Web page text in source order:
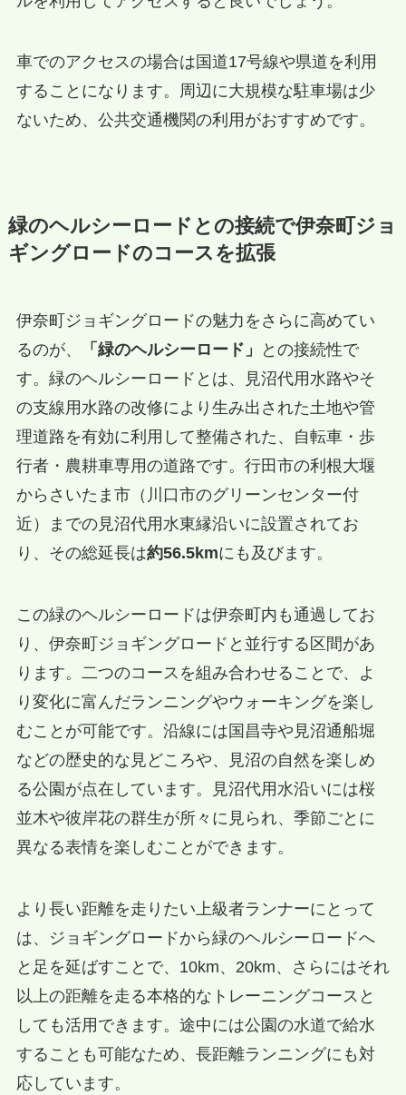
車でのアクセスの場合は国道17号線や県道を利用
することになります。周辺に大規模な駐車場は少
ないため、公共交通機関の利用がおすすめです。
緑のヘルシーロードとの接続で伊奈町ジョ
ギングロードのコースを拡張
伊奈町ジョギングロードの魅力をさらに高めてい
るのが、
「緑のヘルシーロード」
との接続性で
す。緑のヘルシーロードとは、見沼代用水路やそ
の支線用水路の改修により生み出された土地や管
理道路を有効に利用して整備された、自転車・歩
行者・農耕車専用の道路です。行田市の利根大堰
からさいたま市（川口市のグリーンセンター付
近）までの見沼代用水東縁沿いに設置されてお
り、その総延長は約56.5kmにも及びます。
この緑のヘルシーロードは伊奈町内も通過してお
り、伊奈町ジョギングロードと並行する区間があ
ります。二つのコースを組み合わせることで、よ
り変化に富んだランニングやウォーキングを楽し
むことが可能です。沿線には国昌寺や見沼通船堀
などの歴史的な見どころや、見沼の自然を楽しめ
る公園が点在しています。見沼代用水沿いには桜
並木や彼岸花の群生が所々に見られ、季節ごとに
異なる表情を楽しむことができます。
より長い距離を走りたい上級者ランナーにとって
は、ジョギングロードから緑のヘルシーロードへ
と足を延ばすことで、10km、20km、さらにはそれ
以上の距離を走る本格的なトレーニングコースと
しても活用できます。途中には公園の水道で給水
することも可能なため、長距離ランニングにも対
応しています。